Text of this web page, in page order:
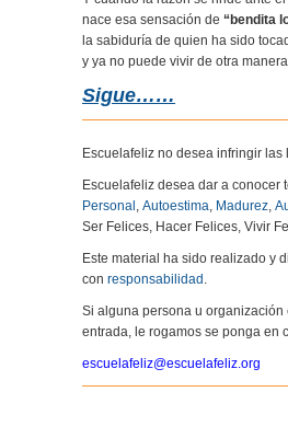
nace esa sensación de “bendita
la sabiduría de quien ha sido
y ya no puede vivir de otra
Sigue……
Escuelafeliz no desea infringir
Escuelafeliz desea dar a
Personal , Autoestima, Madurez,
Ser Felices, Hacer Felices, Vivir
Este material ha sido realizado y
con responsabilidad .
Si alguna persona u
entrada, le rogamos se ponga en
escuelafeliz@escuelafeliz.org